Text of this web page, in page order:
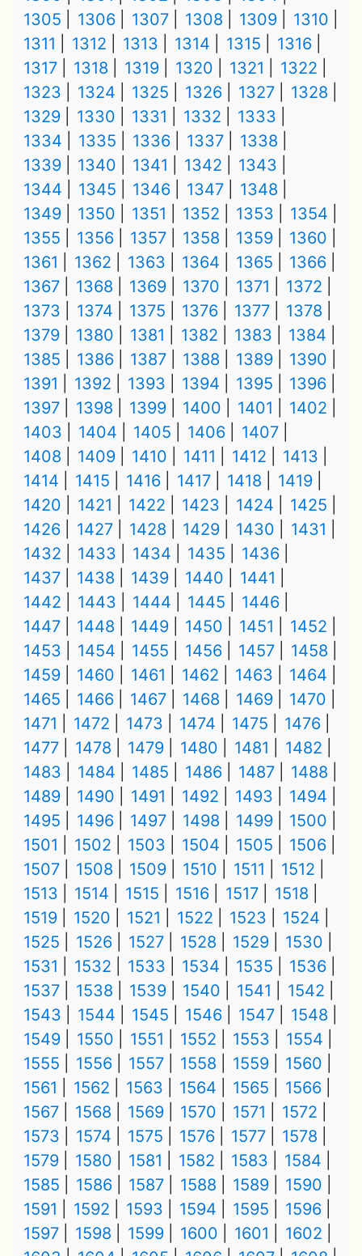
1305
1306 1307 1308 1309
1310
1311
1312 1313 1314 1315
1316
1317
1318 1319 1320 1321
1322
1323
1324 1325 1326 1327
1328
1329
1330 1331 1332
1333
1334
1335 1336 1337
1338
1339
1340 1341 1342
1343
1344
1345 1346 1347
1348
1349
1350 1351 1352 1353
1354
1355
1356 1357 1358 1359
1360
1361
1362 1363 1364 1365
1366
1367
1368 1369 1370 1371
1372
1373
1374 1375 1376 1377
1378
1379
1380 1381 1382 1383
1384
1385
1386 1387 1388 1389
1390
1391
1392 1393 1394 1395
1396
1397
1398 1399 1400 1401
1402
1403
1404 1405 1406
1407
1408
1409 1410 1411 1412
1413
1414
1415 1416 1417 1418
1419
1420
1421 1422 1423 1424
1425
1426
1427 1428 1429 1430
1431
1432
1433 1434 1435
1436
1437
1438 1439 1440
1441
1442
1443 1444 1445
1446
1447
1448 1449 1450 1451
1452
1453
1454 1455 1456 1457
1458
1459
1460 1461 1462 1463
1464
1465
1466 1467 1468 1469
1470
1471
1472 1473 1474 1475
1476
1477
1478 1479 1480 1481
1482
1483
1484 1485 1486 1487
1488
1489
1490 1491 1492 1493
1494
1495
1496 1497 1498 1499
1500
1501
1502 1503 1504 1505
1506
1507
1508 1509 1510 1511
1512
1513
1514 1515 1516 1517
1518
1519
1520 1521 1522 1523
1524
1525
1526 1527 1528 1529
1530
1531
1532 1533 1534 1535
1536
1537
1538 1539 1540 1541
1542
1543
1544 1545 1546 1547
1548
1549
1550 1551 1552 1553
1554
1555
1556 1557 1558 1559
1560
1561
1562 1563 1564 1565
1566
1567
1568 1569 1570 1571
1572
1573
1574 1575 1576 1577
1578
1579
1580 1581 1582 1583
1584
1585
1586 1587 1588 1589
1590
1591
1592 1593 1594 1595
1596
1597
1598 1599 1600 1601
1602